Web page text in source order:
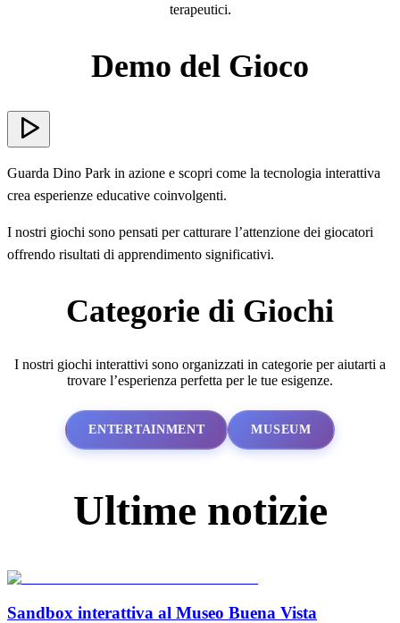
terapeutici.
Demo del Gioco
Guarda Dino Park in azione e scopri come la tecnologia interattiva
crea esperienze educative coinvolgenti.
I nostri giochi sono pensati per catturare l’attenzione dei giocatori
offrendo risultati di apprendimento significativi.
Categorie di Giochi
I nostri giochi interattivi sono organizzati in categorie per aiutarti a
trovare l’esperienza perfetta per le tue esigenze.
ENTERTAINMENT MUSEUM
Ultime notizie
Sandbox interattiva al Museo Buena Vista